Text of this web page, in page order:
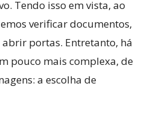
Tendo isso em vista, ao
verificar documentos,
portas. Entretanto, há
pouco mais complexa, de
a escolha de